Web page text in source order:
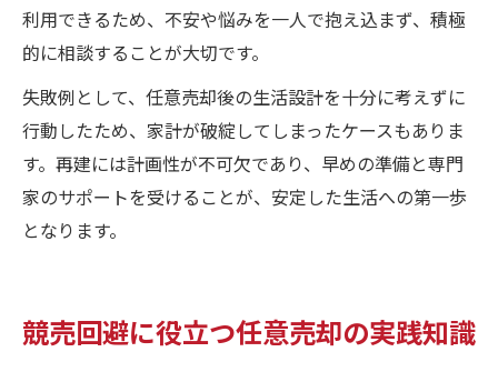
利用できるため、不安や悩みを一人で抱え込まず、積極
的に相談することが大切です。
失敗例として、任意売却後の生活設計を十分に考えずに
行動したため、家計が破綻してしまったケースもありま
す。再建には計画性が不可欠であり、早めの準備と専門
家のサポートを受けることが、安定した生活への第一歩
となります。
競売回避に役立つ任意売却の実践知識